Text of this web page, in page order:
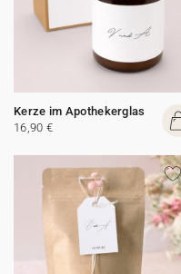
Kerze im Apothekerglas
16,90 €